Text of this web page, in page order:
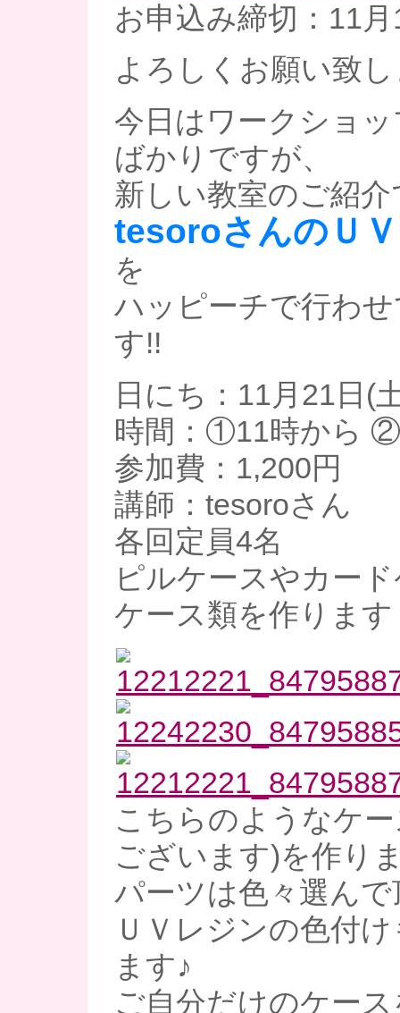
お申込み締切：11
よろしくお願い致
今日はワークショ
ばかりですが、
新しい教室のご紹介
tesoroさんのＵ
を
ハッピーチで行わ
す!!
日にち：11月21日(
時間：①11時から
参加費：1,200円
講師：tesoroさん
各回定員4名
ピルケースやカー
ケース類を作ります
こちらのようなケ
ございます)を作り
パーツは色々選ん
ＵＶレジンの色付
ます♪
ご自分だけのケー